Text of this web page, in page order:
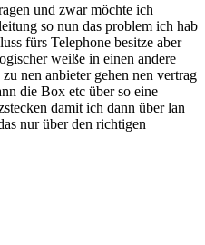
und zwar möchte ich
so nun das problem ich hab
fürs Telephone besitze aber
weiße in einen andere
nen anbieter gehen nen vertrag
die Box etc über so eine
damit ich dann über lan
nur über den richtigen